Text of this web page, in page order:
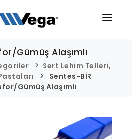
Gümüş Alaşımlı
Sert Lehim Telleri,
Sentes-BİR
Gümüş Alaşımlı